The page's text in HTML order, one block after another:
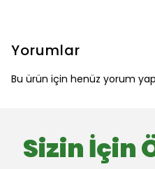
Yorumlar
Bu ürün için henüz yorum
Sizin İçin